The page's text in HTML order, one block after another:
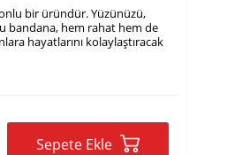
bir üründür. Yüzünüzü,
bandana, hem rahat hem de
hayatlarını kolaylaştıracak
Sepete Ekle